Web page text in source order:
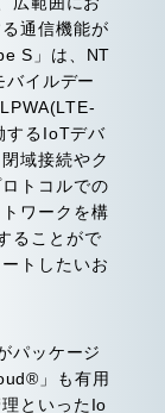
通信機能が
S」は、NT
イルデー
するIoTデバ
域接続やク
トコルでの
ワークを構
ることがで
トしたいお
パッケージ
」も有用
といったIo